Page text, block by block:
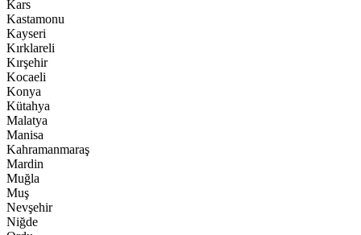
Kars
Kastamonu
Kayseri
Kırklareli
Kırşehir
Kocaeli
Konya
Kütahya
Malatya
Manisa
Kahramanmaraş
Mardin
Muğla
Muş
Nevşehir
Niğde